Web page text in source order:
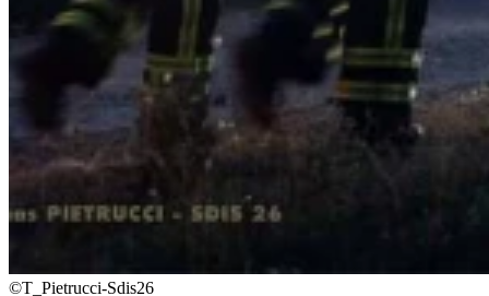
©T_Pietrucci-Sdis26